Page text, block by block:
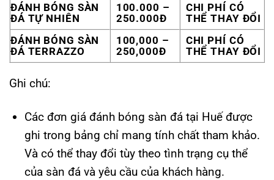
ĐÁNH BÓNG SÀN
ĐÁ TỰ NHIÊN
100.000 –
250.000Đ
CHI PHÍ CÓ
THỂ THAY ĐỔI
ĐÁNH BÓNG SÀN
ĐÁ TERRAZZO
100,000 –
250,000Đ
CHI PHÍ CÓ
THỂ THAY ĐỔI
Ghi chú:
Các đơn giá đánh bóng sàn đá tại Huế được
ghi trong bảng chỉ mang tính chất tham khảo.
Và có thể thay đổi tùy theo tình trạng cụ thể
của sàn đá và yêu cầu của khách hàng.